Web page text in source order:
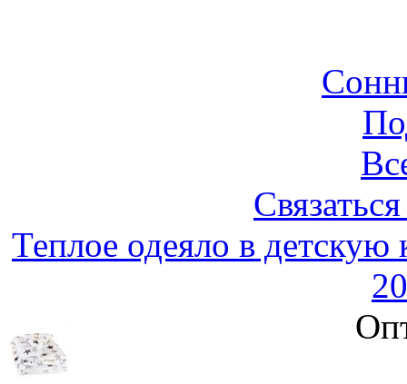
Теплое одеяло в